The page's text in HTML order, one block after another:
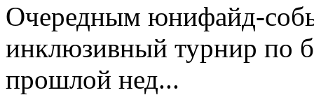
Очередным юнифайд-
инклюзивный турнир по
прошлой нед...